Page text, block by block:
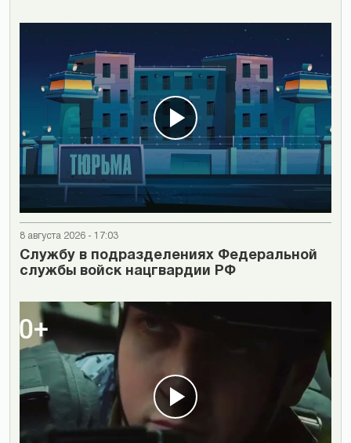
8 августа 2026 - 17:03
Cлужбу в подразделениях Федеральной
службы войск нацгвардии РФ